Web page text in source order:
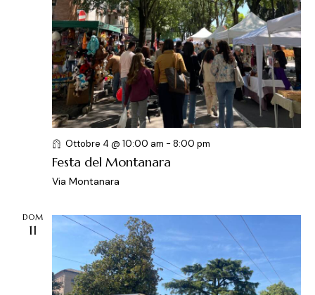
Ottobre 4 @ 10:00 am - 8:00 pm
Festa del Montanara
Via Montanara
DOM
11